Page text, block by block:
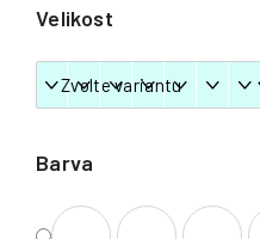
Barva
Velikost